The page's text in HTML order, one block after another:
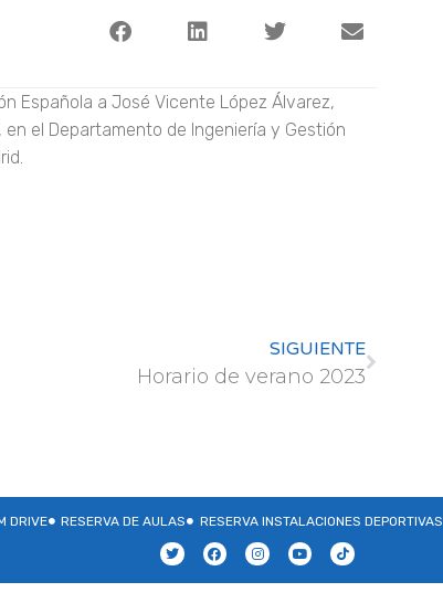
Española a José Vicente López Álvarez,
el Departamento de Ingeniería y Gestión
SIGUIENTE
Horario de verano 2023
DRIVE RESERVA DE AULAS RESERVA INSTALACIONES DEPORTIVAS